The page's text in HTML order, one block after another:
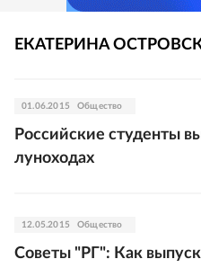
ЕКАТЕРИНА
01.06.2015 Общество
Российские студенты
луноходах
12.05.2015 Общество
Советы "РГ": Как